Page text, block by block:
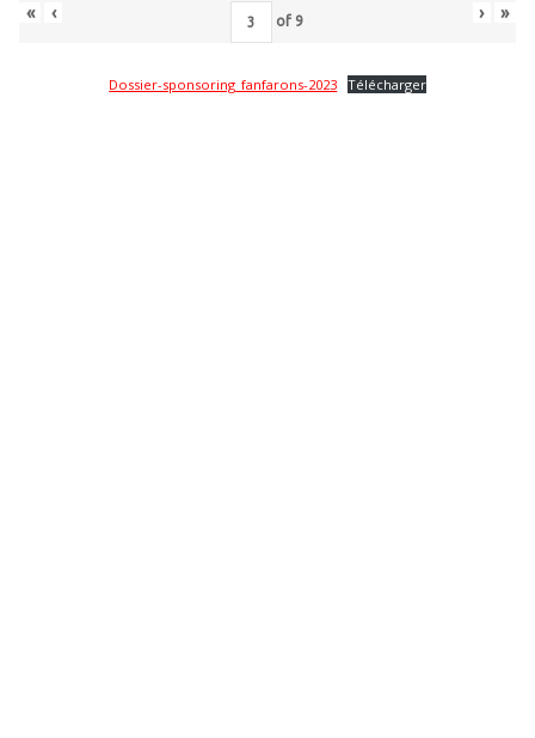
« ‹ of 9 › »
Dossier-sponsoring_fanfarons-2023 Télécharger